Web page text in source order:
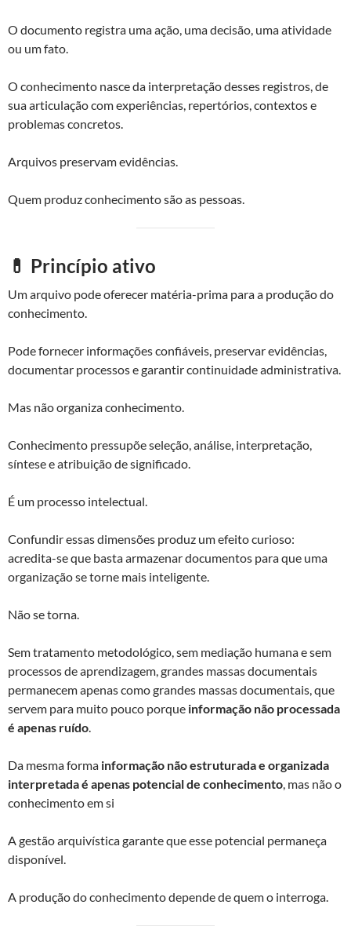
O documento registra uma ação, uma decisão, uma atividade
ou um fato.
O conhecimento nasce da interpretação desses registros, de
sua articulação com experiências, repertórios, contextos e
problemas concretos.
Arquivos preservam evidências.
Quem produz conhecimento são as pessoas.
💊 Princípio ativo
Um arquivo pode oferecer matéria-prima para a produção do
conhecimento.
Pode fornecer informações confiáveis, preservar evidências,
documentar processos e garantir continuidade administrativa.
Mas não organiza conhecimento.
Conhecimento pressupõe seleção, análise, interpretação,
síntese e atribuição de significado.
É um processo intelectual.
Confundir essas dimensões produz um efeito curioso:
acredita-se que basta armazenar documentos para que uma
organização se torne mais inteligente.
Não se torna.
Sem tratamento metodológico, sem mediação humana e sem
processos de aprendizagem, grandes massas documentais
permanecem apenas como grandes massas documentais, que
servem para muito pouco porque informação não processada
é apenas ruído
Da mesma forma informação não estruturada e organizada
interpretada é apenas potencial de conhecimento , mas não o
conhecimento em si
A gestão arquivística garante que esse potencial permaneça
disponível.
A produção do conhecimento depende de quem o interroga.